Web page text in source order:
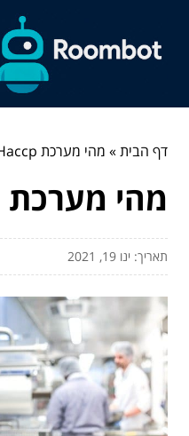
דף הבית» מהי מערכת Haccp?
מהי מערכת Haccp?
תאריך: ינו 19, 2021